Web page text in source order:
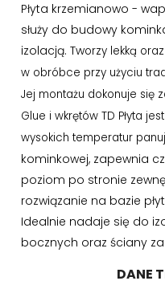
Płyta krzemianowo -
służy do budowy
izolacją. Tworzy lekką
w obróbce przy użyciu
Jej montażu dokonuje się
Glue i wkrętów TD Płyta
wysokich temperatur
kominkowej, zapewnia
poziom po stronie
rozwiązanie na bazie
Idealnie nadaje się do
bocznych oraz ściany
DANE